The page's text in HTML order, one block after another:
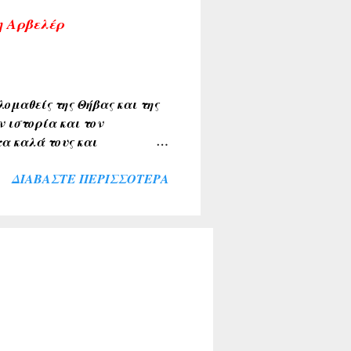
η αναδημοσιεύσεις,
υπογραφούν. Σχόλια
της Θήβας και της
ιστορία και τον
καλά τους και
Αρβελέρ η οποία
για το σκοπό αυτό. Ήταν
ευλογία η παρουσία του
ΔΙΑΒΆΣΤΕ ΠΕΡΙΣΣΌΤΕΡΑ